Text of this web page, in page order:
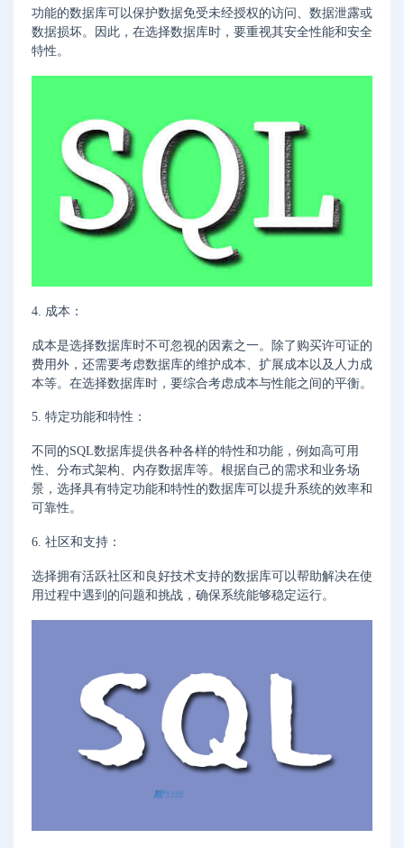
功能的数据库可以保护数据免受未经授权的访问、数据泄露或
数据损坏。因此，在选择数据库时，要重视其安全性能和安全
特性。
4. 成本：
成本是选择数据库时不可忽视的因素之一。除了购买许可证的
费用外，还需要考虑数据库的维护成本、扩展成本以及人力成
本等。在选择数据库时，要综合考虑成本与性能之间的平衡。
5. 特定功能和特性：
不同的SQL数据库提供各种各样的特性和功能，例如高可用
性、分布式架构、内存数据库等。根据自己的需求和业务场
景，选择具有特定功能和特性的数据库可以提升系统的效率和
可靠性。
6. 社区和支持：
选择拥有活跃社区和良好技术支持的数据库可以帮助解决在使
用过程中遇到的问题和挑战，确保系统能够稳定运行。